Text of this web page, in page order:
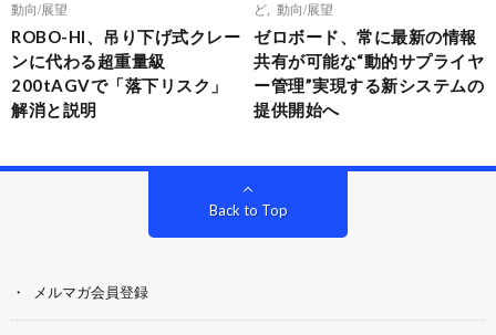
動向/展望
ROBO-HI、吊り下げ式クレー
ンに代わる超重量級
200tAGVで「落下リスク」
解消と説明
ど
動向/展望
ゼロボード、常に最新の情報
共有が可能な“動的サプライヤ
ー管理”実現する新システムの
提供開始へ
Back to Top
メルマガ会員登録